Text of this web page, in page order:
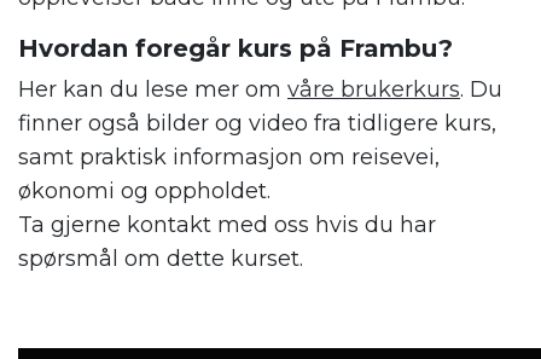
Hvordan foregår kurs på Frambu?
Her kan du lese mer om våre brukerkurs. Du
finner også bilder og video fra tidligere kurs,
samt praktisk informasjon om reisevei,
økonomi og oppholdet.
Ta gjerne kontakt med oss hvis du har
spørsmål om dette kurset.